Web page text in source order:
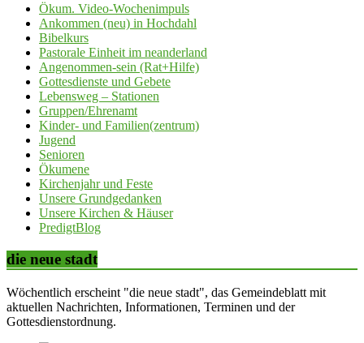
Ökum. Video-Wochenimpuls
Ankommen (neu) in Hochdahl
Bibelkurs
Pastorale Einheit im neanderland
Angenommen-sein (Rat+Hilfe)
Gottesdienste und Gebete
Lebensweg – Stationen
Gruppen/Ehrenamt
Kinder- und Familien(zentrum)
Jugend
Senioren
Ökumene
Kirchenjahr und Feste
Unsere Grundgedanken
Unsere Kirchen & Häuser
PredigtBlog
die neue stadt
Wöchentlich erscheint "die neue stadt", das Gemeindeblatt mit
aktuellen Nachrichten, Informationen, Terminen und der
Gottesdienstordnung.